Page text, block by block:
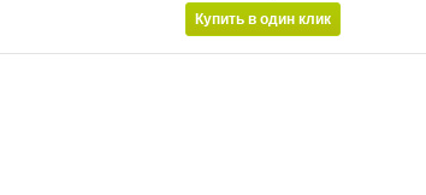
Купить в один клик